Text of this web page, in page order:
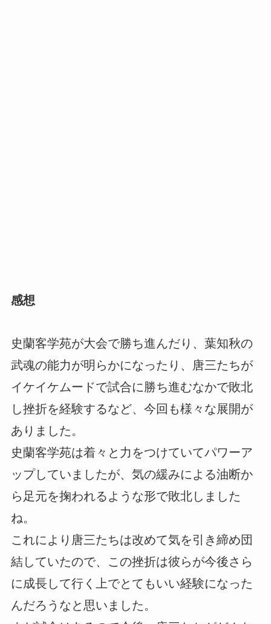
感想
史蘭客学苑が大会で勝ち進んだり、葉知秋の
武魂の能力が明らかになったり、唐三たちが
イケイケムードで試合に勝ち進むなかで敗北
し挫折を経験するなど、今回も様々な展開が
ありました。
史蘭客学苑は着々と力をつけていてパワーア
ップしていましたが、気の緩みによる油断か
ら足元を掬われるような形で敗北しました
ね。
これにより唐三たちは改めて気を引き締め団
結していたので、この挫折は彼らが今後さら
に成長して行く上でとてもいい経験になった
んだろうなと思いました。